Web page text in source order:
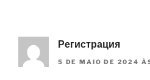
Регистрация
5 DE MAIO DE 2024